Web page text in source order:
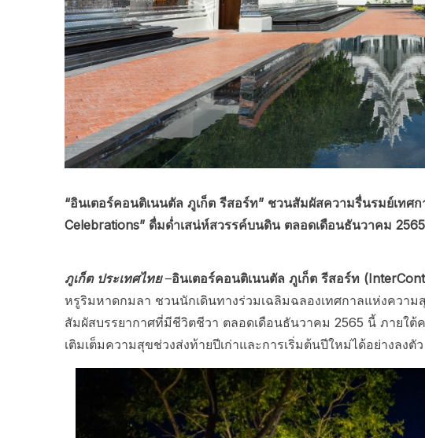
“อินเตอร์คอนติเนนตัล ภูเก็ต รีสอร์ท” ชวนสัมผัสความรื่นรมย์เทศ
Celebrations” ดื่มด่ำเสน่ห์สวรรค์บนดิน ตลอดเดือนธันวาคม 2565
ภูเก็ต ประเทศไทย–อินเตอร์คอนติเนนตัล ภูเก็ต รีสอร์ท (
หรูริมหาดกมลา ชวนนักเดินทางร่วมเฉลิมฉลองเทศกาลแห่งควา
สัมผัสบรรยากาศที่มีชีวิตชีวา ตลอดเดือนธันวาคม 2565 นี้ ภายใต้
เติมเต็มความสุขช่วงส่งท้ายปีเก่าและการเริ่มต้นปีใหม่ได้อย่างลงตัว